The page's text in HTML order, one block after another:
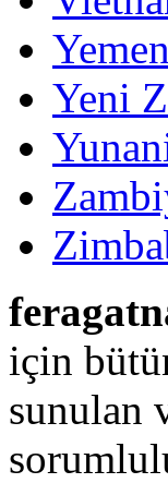
Yemen
Yeni
için
sunulan